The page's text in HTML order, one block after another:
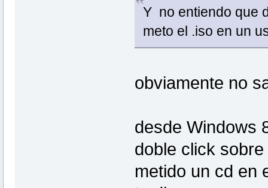
Y no entiendo que
meto el .iso en un
obviamente no
desde Windows
doble click
metido un cd en